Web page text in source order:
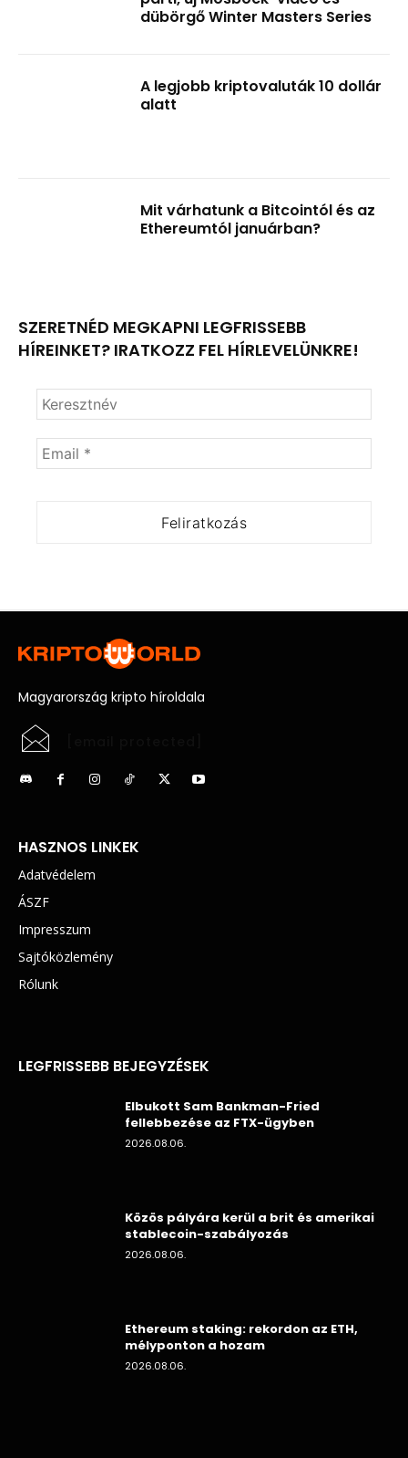
dübörgő Winter Masters Series
A legjobb kriptovaluták 10 dollár
alatt
Mit várhatunk a Bitcointól és az
Ethereumtól januárban?
SZERETNÉD MEGKAPNI LEGFRISSEBB
HÍREINKET? IRATKOZZ FEL HÍRLEVELÜNKRE!
Magyarország kripto híroldala
HASZNOS LINKEK
Adatvédelem
ÁSZF
Impresszum
Sajtóközlemény
Rólunk
LEGFRISSEBB BEJEGYZÉSEK
Elbukott Sam Bankman-Fried
fellebbezése az FTX-ügyben
2026.08.06.
Közös pályára kerül a brit és amerikai
stablecoin-szabályozás
2026.08.06.
Ethereum staking: rekordon az ETH,
mélyponton a hozam
2026.08.06.